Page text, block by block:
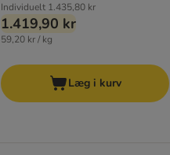
Individuelt 1.435,80 kr
1.419,90 kr
59,20 kr / kg
Læg i kurv